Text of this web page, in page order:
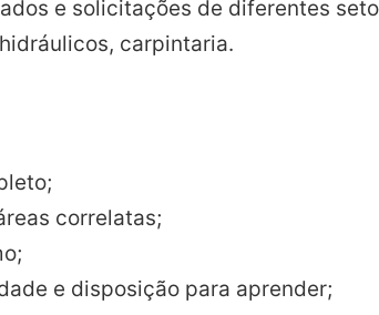
e solicitações de diferentes
carpintaria.
correlatas;
e disposição para aprender;